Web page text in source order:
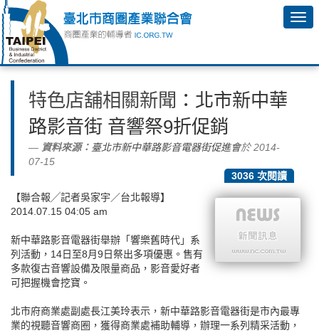
特色店舖相關新聞 ：北市新中華
路影音街 音響祭9折促銷
資料來源： 臺北市新中華路影音電器街促進會於 2014-
07-15
3036 次閱讀
【聯合報╱記者吳家宇／台北報導】
2014.07.15 04:05 am
新中華路影音電器街舉辦「響樂舊時代」系
列活動，14日至8月9日祭出多項優惠。售有
多款復古音響設備及限量商品，影音愛好者
可把握機會挖寶。
北市府商業處副處長江美玲表示，新中華路影音電器街是市內最專
業的視聽音響商圈，獲得商業處補助輔導，辦理一系列精采活動，